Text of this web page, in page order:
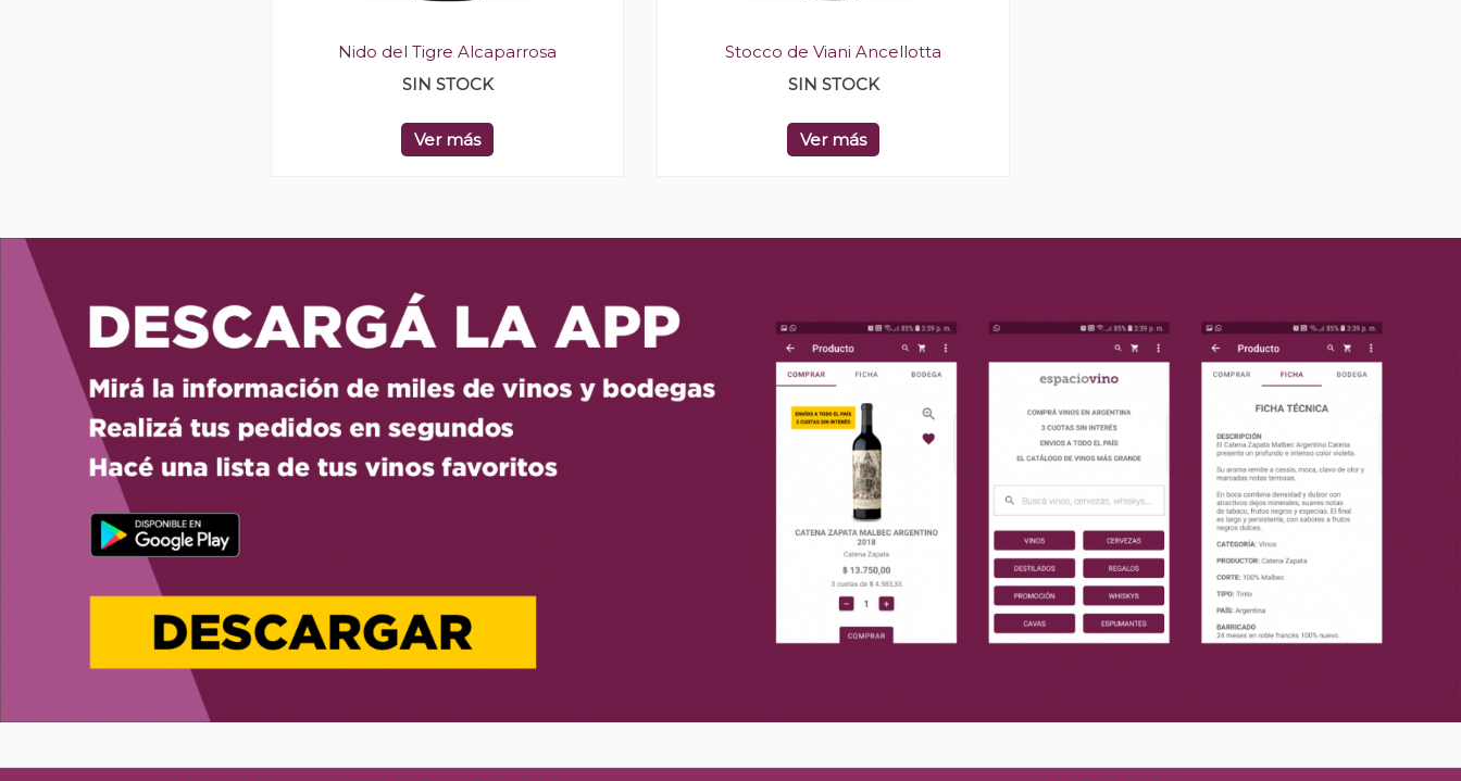
Nido del Tigre Alcaparrosa
SIN STOCK
Ver más
Stocco de Viani Ancellotta
SIN STOCK
Ver más